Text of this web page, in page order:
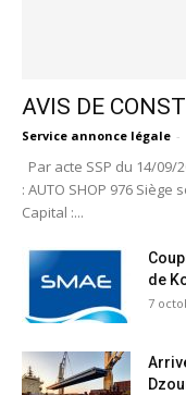
AVIS DE
Service annonce légale -
Par acte SSP du 14/09/
: AUTO SHOP 976 Siège
Capital :...
de
7